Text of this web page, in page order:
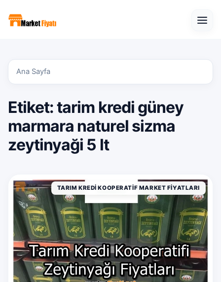
Ana Sayfa
Etiket:tarim kredi güney
marmara naturel sizma
zeytinyaği 5 lt
TARIM KREDI KOOPERATIF MARKET FIYATLARI